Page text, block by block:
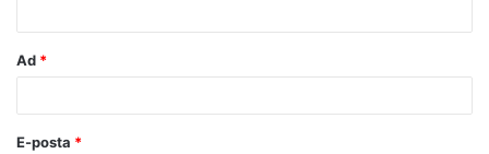
Ad *
E-posta *